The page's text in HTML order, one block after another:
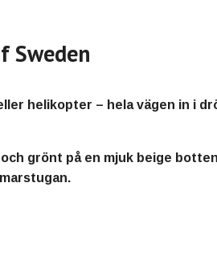
Sweden
helikopter – hela vägen in i
grönt på en mjuk beige